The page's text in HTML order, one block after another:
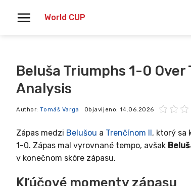
World CUP
Beluša Triumphs 1-0
Analysis
Author:Tomáš Varga Objavljeno:14.06.2026
Zápas medzi Belušou a Trenčínom II, ktorý sa
1-0. Zápas mal vyrovnané tempo, avšak
v konečnom skóre zápasu.
Kľúčové momenty zápasu